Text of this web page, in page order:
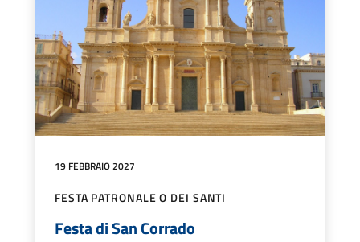
19 FEBBRAIO 2027
FESTA PATRONALE O DEI SANTI
Festa di San Corrado